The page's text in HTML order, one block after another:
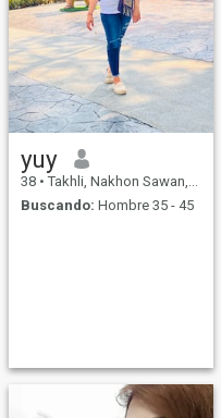
yuy
38 • Takhli, Nakhon Sawan, Tailandia
Buscando: Hombre 35 - 45